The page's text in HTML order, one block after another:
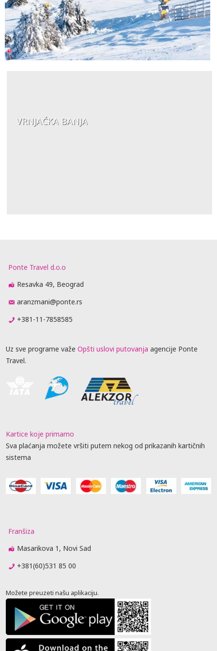
VRNJAČKA BANJA
Ponte Travel d.o.o
Resavka 49, Beograd
aranzmani@ponte.rs
+381-11-7858585
Uz sve programe važe Opšti uslovi putovanja agencije Ponte
Travel.
Kartice koje primamo
Sva plaćanja možete vršiti putem nekog od prikazanih kartičnih
sistema
Franšiza
Masarikova 1, Novi Sad
+381(60)531 85 00
Možete preuzeti našu aplikaciju.